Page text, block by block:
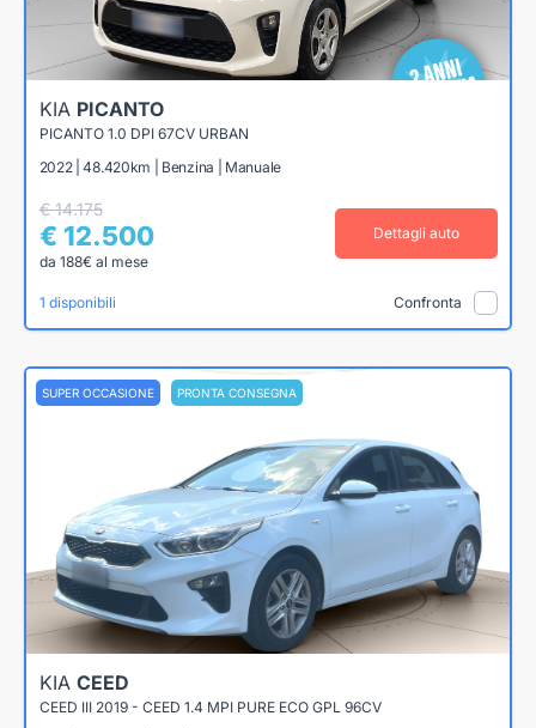
KIA PICANTO
PICANTO 1.0 DPI 67CV URBAN
2022 | 48.420km | Benzina | Manuale
€ 14.175
€ 12.500
da 188€ al mese
Dettagli auto
1 disponibili Confronta
SUPER OCCASIONE PRONTA CONSEGNA
KIA CEED
CEED III 2019 - CEED 1.4 MPI PURE ECO GPL 96CV